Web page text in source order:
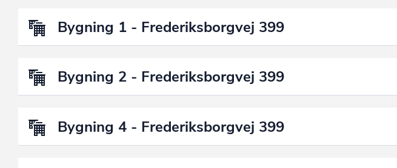
Bygning 1 - Frederiksborgvej 399
Bygning 2 - Frederiksborgvej 399
Bygning 4 - Frederiksborgvej 399